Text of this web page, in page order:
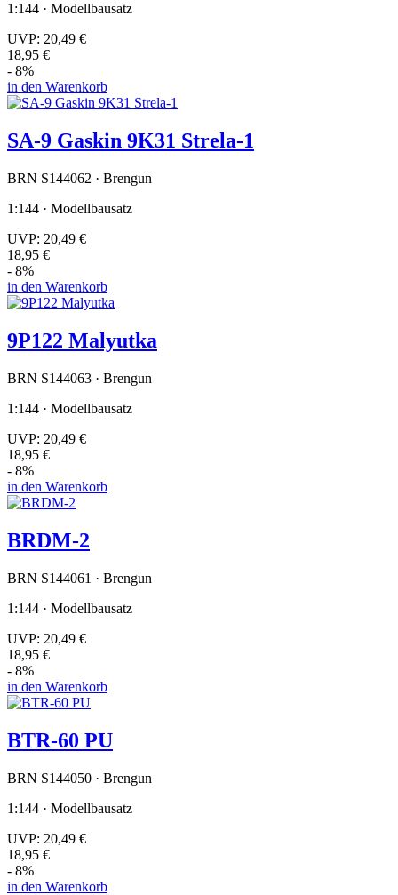
1:144 · Modellbausatz
UVP: 20,49 €
18,95 €
- 8%
in den Warenkorb
SA-9 Gaskin 9K31 Strela-1
BRN S144062 · Brengun
1:144 · Modellbausatz
UVP: 20,49 €
18,95 €
- 8%
in den Warenkorb
9P122 Malyutka
BRN S144063 · Brengun
1:144 · Modellbausatz
UVP: 20,49 €
18,95 €
- 8%
in den Warenkorb
BRDM-2
BRN S144061 · Brengun
1:144 · Modellbausatz
UVP: 20,49 €
18,95 €
- 8%
in den Warenkorb
BTR-60 PU
BRN S144050 · Brengun
1:144 · Modellbausatz
UVP: 20,49 €
18,95 €
- 8%
in den Warenkorb